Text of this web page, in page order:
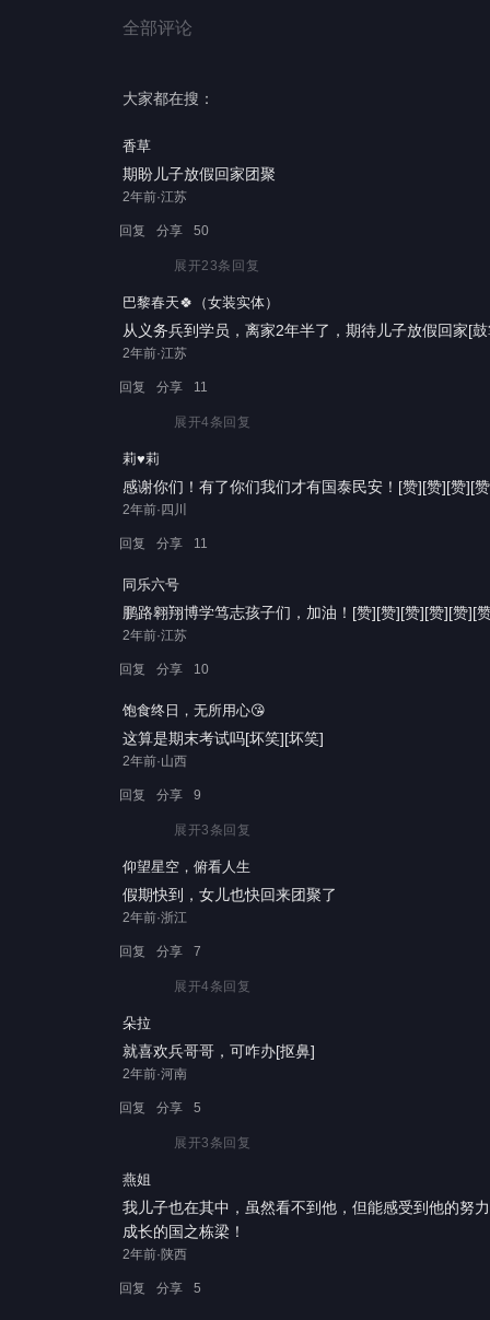
全部评论
大家都在搜：
香草
期盼儿子放假回家团聚
2年前·江苏
50
分享
回复
展开23条回复
巴黎春天🍀（女装实体）
从义务兵到学员，离家2年半了，期待儿子放假回家[
2年前·江苏
11
分享
回复
展开4条回复
莉♥莉
感谢你们！有了你们我们才有国泰民安！[赞][赞][赞][
2年前·四川
11
分享
回复
同乐六号
鹏路翱翔博学笃志孩子们，加油！ [赞][赞][赞][赞][赞][
2年前·江苏
10
分享
回复
饱食终日，无所用心😘
这算是期末考试吗[坏笑][坏笑]
2年前·山西
9
分享
回复
展开3条回复
仰望星空，俯看人生
假期快到，女儿也快回来团聚了
2年前·浙江
7
分享
回复
展开4条回复
朵拉
就喜欢兵哥哥，可咋办[抠鼻]
2年前·河南
5
分享
回复
展开3条回复
燕姐
我儿子也在其中，虽然看不到他，但能感受到他的努
成长的国之栋梁！
2年前·陕西
5
分享
回复